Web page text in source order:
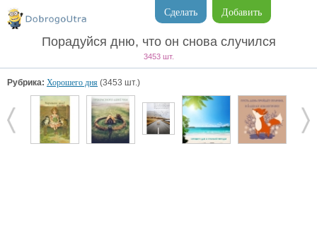
Добавить
Сделать
Порадуйся дню, что он снова случился
3453 шт.
Рубрика: Хорошего дня (3453 шт.)